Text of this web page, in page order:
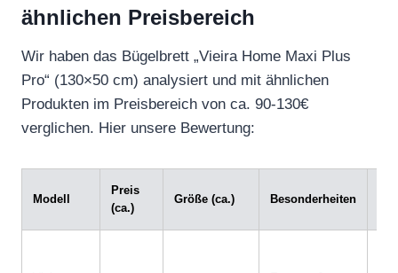
ähnlichen Preisbereich
Wir haben das Bügelbrett „Vieira Home Maxi Plus
Pro“ (130×50 cm) analysiert und mit ähnlichen
Produkten im Preisbereich von ca. 90-130€
verglichen. Hier unsere Bewertung:
Modell
Preis
(ca.)
Größe (ca.) Besonderheiten